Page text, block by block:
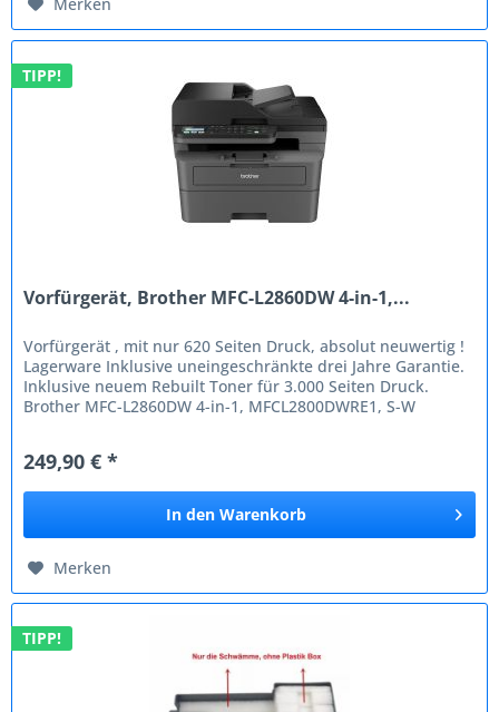
TIPP!
Vorfürgerät, Brother MFC-L2860DW 4-in-1,...
Vorfürgerät , mit nur 620 Seiten Druck, absolut neuwertig !
Lagerware Inklusive uneingeschränkte drei Jahre Garantie.
Inklusive neuem Rebuilt Toner für 3.000 Seiten Druck.
Brother MFC-L2860DW 4-in-1, MFCL2800DWRE1, S-W
249,90 € *
In den Warenkorb
Merken
TIPP!